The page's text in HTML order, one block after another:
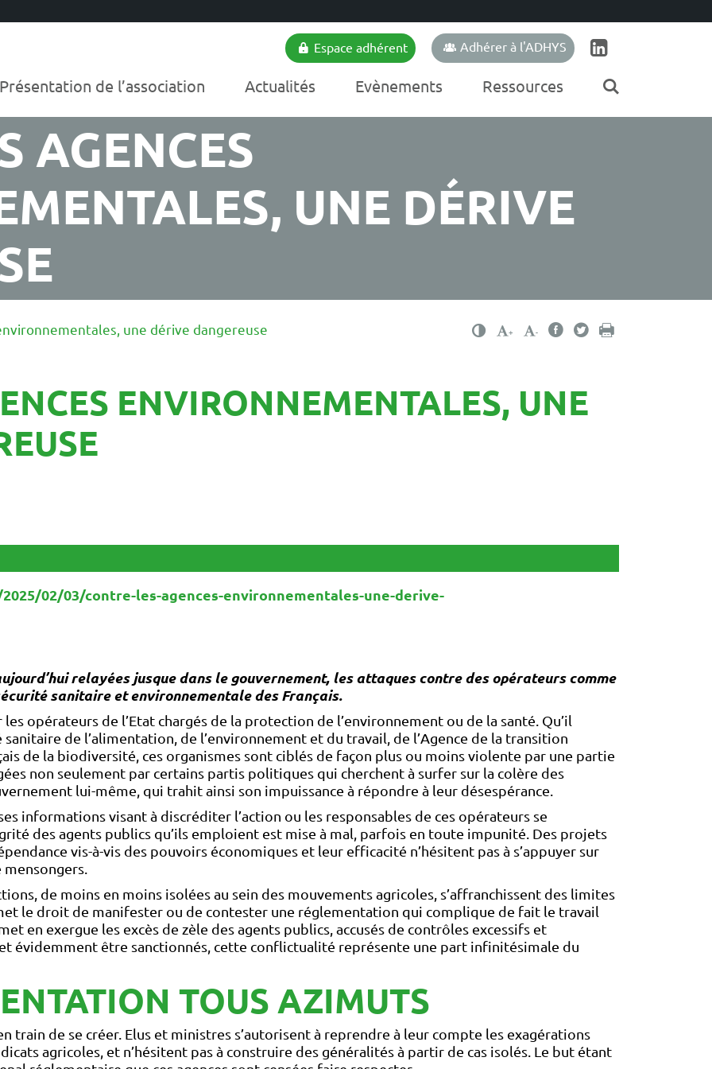
Espace adhérent Adhérer à l'ADHYS
Présentation de l’association Actualités Evènements Ressources
AGENCES
UNE DÉRIVE
une dérive dangereuse
Changer le contraste
+
Agrandir le texte
-
Réduire le textePartager sur Facebook
Partager sur Twitter
ENVIRONNEMENTALES, UNE
02/03/contre-les-agences-environnementales-une-derive-
relayées jusque dans le gouvernement, les attaques contre des opérateurs comme
sanitaire et environnementale des Français.
opérateurs de l’Etat chargés de la protection de l’environnement ou de la santé. Qu’il
sanitaire de l’alimentation, de l’environnement et du travail, de l’Agence de la transition
de la biodiversité, ces organismes sont ciblés de façon plus ou moins violente par une partie
non seulement par certains partis politiques qui cherchent à surfer sur la colère des
lui-même, qui trahit ainsi son impuissance à répondre à leur désespérance.
informations visant à discréditer l’action ou les responsables de ces opérateurs se
des agents publics qu’ils emploient est mise à mal, parfois en toute impunité. Des projets
vis-à-vis des pouvoirs économiques et leur efficacité n’hésitent pas à s’appuyer sur
de moins en moins isolées au sein des mouvements agricoles, s’affranchissent des limites
le droit de manifester ou de contester une réglementation qui complique de fait le travail
en exergue les excès de zèle des agents publics, accusés de contrôles excessifs et
évidemment être sanctionnés, cette conflictualité représente une part infinitésimale du
TOUS AZIMUTS
train de se créer. Elus et ministres s’autorisent à reprendre à leur compte les exagérations
agricoles, et n’hésitent pas à construire des généralités à partir de cas isolés. Le but étant